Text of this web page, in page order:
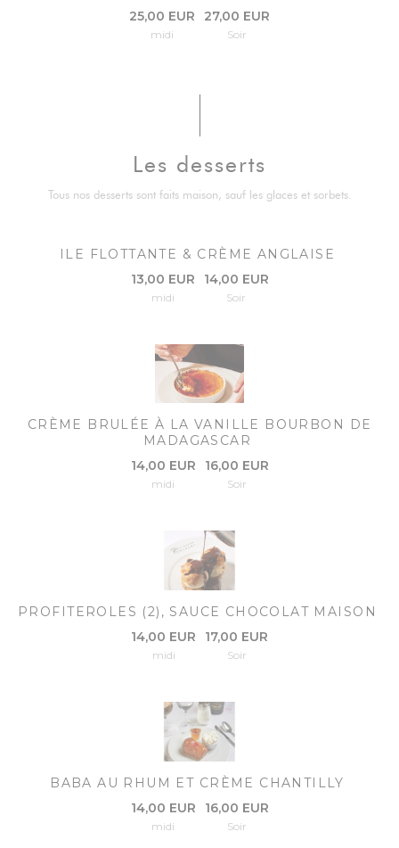
25,00 EUR
midi
27,00 EUR
Soir
Les desserts
Tous nos desserts sont faits maison, sauf les glaces et sorbets.
ILE FLOTTANTE & CRÈME ANGLAISE
13,00 EUR
midi
14,00 EUR
Soir
CRÈME BRULÉE À LA VANILLE BOURBON DE
MADAGASCAR
14,00 EUR
midi
16,00 EUR
Soir
PROFITEROLES (2), SAUCE CHOCOLAT MAISON
14,00 EUR
midi
17,00 EUR
Soir
BABA AU RHUM ET CRÈME CHANTILLY
14,00 EUR
midi
16,00 EUR
Soir